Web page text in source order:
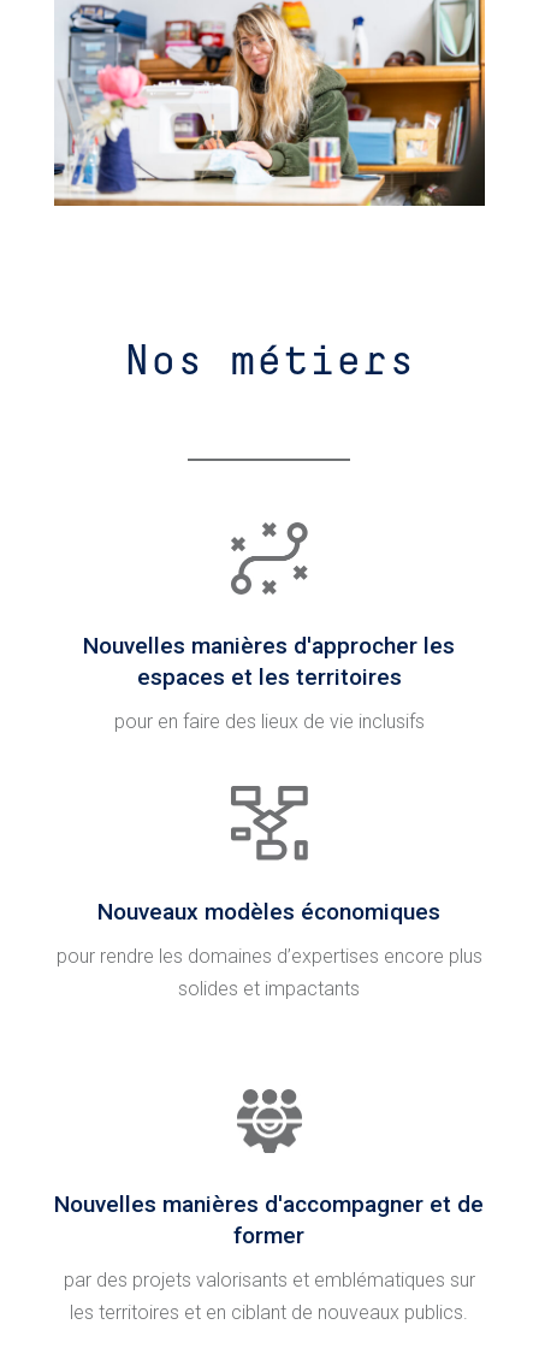
Nos métiers
Nouvelles manières d'approcher les
espaces et les territoires
pour en faire des lieux de vie inclusifs
Nouveaux modèles économiques
pour rendre les domaines d’expertises encore plus
solides et impactants
Nouvelles manières d'accompagner et de
former
par des projets valorisants et emblématiques sur
les territoires et en ciblant de nouveaux publics.